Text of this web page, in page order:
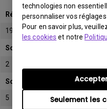
technologies non
personnaliser vos
Pour en savoir plus,
les cookies et notre
Seulement les
Résolution native
1920x1080 (1080p)
Sous-pixel lumineux
2
Sous-pixel sombre
5